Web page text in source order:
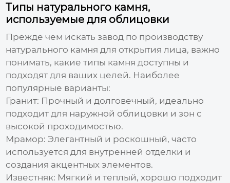
Типы натурального камня,
используемые для облицовки
Прежде чем искатьзавод по производству
натурального камня для открытия лица, важно
понимать, какие типы камня доступны и
подходят для ваших целей. Наиболее
популярные варианты:
Гранит: Прочный и долговечный, идеально
подходит для наружной облицовки и зон с
высокой проходимостью.
Мрамор: Элегантный и роскошный, часто
используется для внутренней отделки и
создания акцентных элементов.
Известняк: Мягкий и теплый, хорошо подходит